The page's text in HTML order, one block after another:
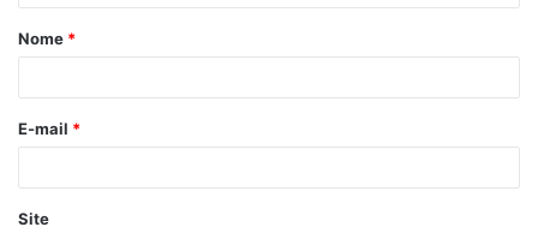
á
r
*
Nome *
E-mail *
Site